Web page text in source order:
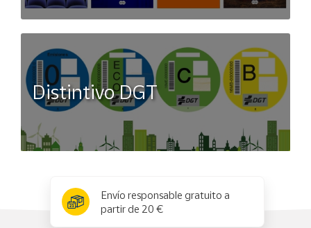
Distintivo DGT
Envío responsable gratuito a
partir de 20 €